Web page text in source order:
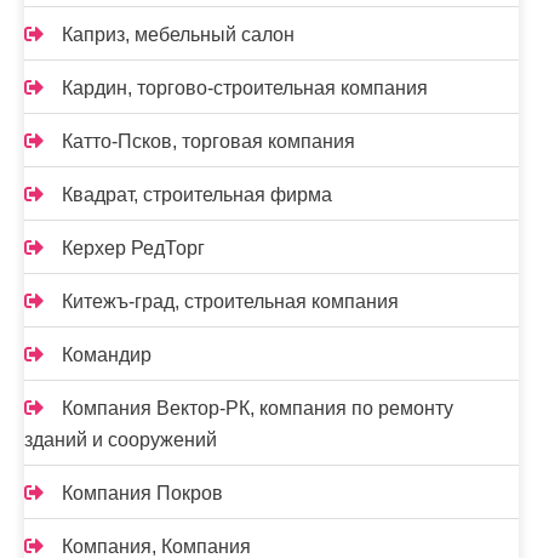
Каприз, мебельный салон
Кардин, торгово-строительная компания
Катто-Псков, торговая компания
Квадрат, строительная фирма
Керхер РедТорг
Китежъ-град, строительная компания
Командир
Компания Вектор-РК, компания по ремонту
зданий и сооружений
Компания Покров
Компания, Компания